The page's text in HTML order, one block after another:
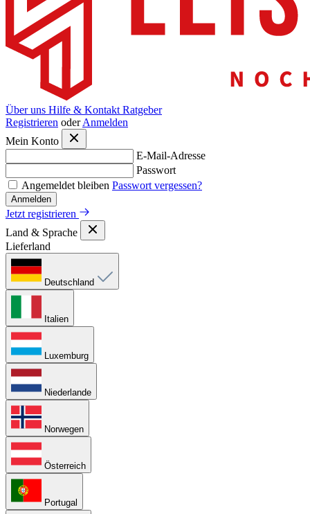
Über uns Hilfe & Kontakt Ratgeber
Registrieren oder Anmelden
Mein Konto
E-Mail-Adresse
Passwort
Angemeldet bleiben Passwort vergessen?
Anmelden
Jetzt registrieren
Land & Sprache
Lieferland
Deutschland
Italien
Luxemburg
Niederlande
Norwegen
Österreich
Portugal